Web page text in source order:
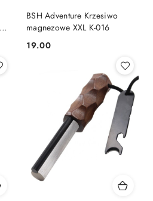
BSH Adventure Krzesiwo
magnezowe XXL K-016
Cena:
19.00